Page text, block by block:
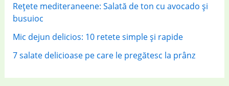
Rețete mediteraneene: Salată de ton cu avocado și
busuioc
Mic dejun delicios: 10 retete simple și rapide
7 salate delicioase pe care le pregătesc la prânz